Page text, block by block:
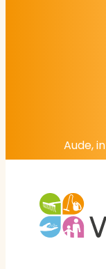
Aude,